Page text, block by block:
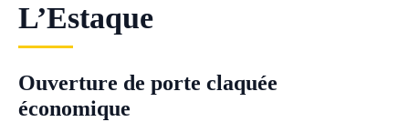
L’Estaque
Ouverture de porte claquée
économique